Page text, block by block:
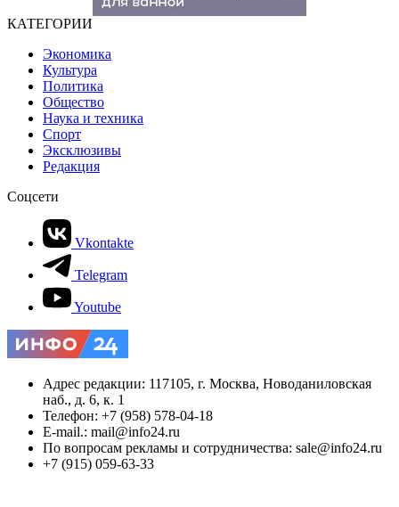
КАТЕГОРИИ
Экономика
Культура
Политика
Общество
Наука и техника
Спорт
Эксклюзивы
Редакция
Соцсети
Vkontakte
Telegram
Youtube
Адрес редакции: 117105, г. Москва, Новоданиловская
наб., д. 6, к. 1
Телефон: +7 (958) 578-04-18
E-mail.: mail@info24.ru
По вопросам рекламы и сотрудничества: sale@info24.ru
+7 (915) 059-63-33